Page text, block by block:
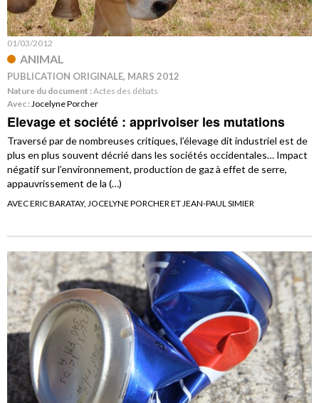
01/03/2012
ANIMAL
PUBLICATION ORIGINALE, MARS 2012
Nature du document :Actes des débats
Avec :Jocelyne Porcher
Elevage et société : apprivoiser les mutations
Traversé par de nombreuses critiques, l’élevage dit industriel est de
plus en plus souvent décrié dans les sociétés occidentales… Impact
négatif sur l’environnement, production de gaz à effet de serre,
appauvrissement de la (…)
AVEC ERIC BARATAY, JOCELYNE PORCHER ET JEAN-PAUL SIMIER